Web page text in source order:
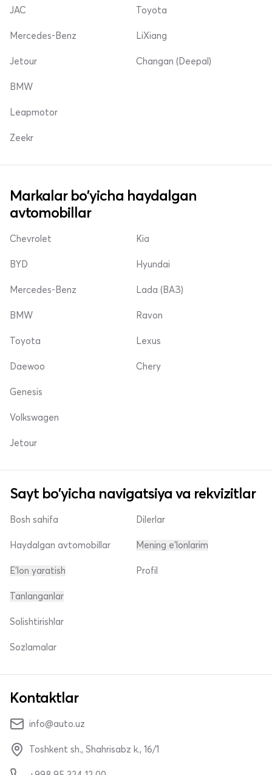
JAC
Mercedes-Benz
Jetour
Toyota
LiXiang
Changan (Deepal)
BMW
Leapmotor
Zeekr
Markalar bo'yicha haydalgan
avtomobillar
Chevrolet
BYD
Mercedes-Benz
Kia
Hyundai
Lada (ВАЗ)
BMW
Toyota
Daewoo
Ravon
Lexus
Chery
Genesis
Volkswagen
Jetour
Sayt bo'yicha navigatsiya va rekvizitlar
Bosh sahifa
Haydalgan avtomobillar
E'lon yaratish
Dilerlar
Mening e'lonlarim
Profil
Tanlanganlar
Solishtirishlar
Sozlamalar
Kontaktlar
info@auto.uz
Toshkent sh., Shahrisabz k., 16/1